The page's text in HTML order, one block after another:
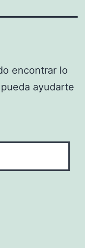
encontrar lo
ayudarte